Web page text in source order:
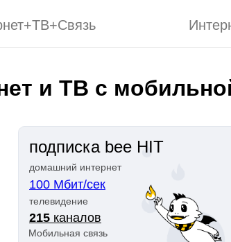
и ТВ с
подписка bee HIT
домашний интернет
телевидение
Мобильная связь
100 Мбит/сек
215 каналов